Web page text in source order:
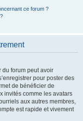
ce forum ?
du forum peut avoir
pour poster des
de bénéficier de
invités comme les avatars
aux autres membres,
est rapide et vivement